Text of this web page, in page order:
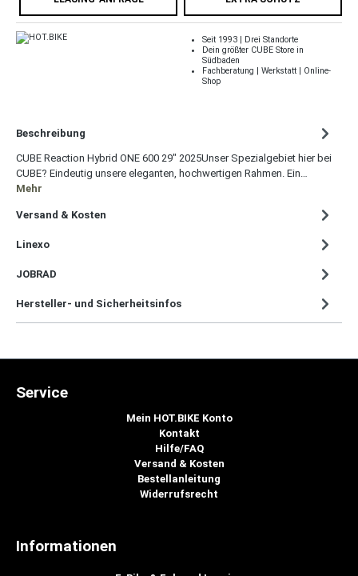
Seit 1993 | Drei Standorte
Dein größter CUBE Store in
Südbaden
Fachberatung | Werkstatt | Online-
Shop
Beschreibung
CUBE Reaction Hybrid ONE 600 29" 2025Unser Spezialgebiet hier bei
CUBE? Eindeutig unsere eleganten, hochwertigen Rahmen. Ein…
Mehr
Versand & Kosten
Linexo
JOBRAD
Hersteller- und Sicherheitsinfos
Service
Mein HOT.BIKE Konto
Kontakt
Hilfe/FAQ
Versand & Kosten
Bestellanleitung
Widerrufsrecht
Informationen